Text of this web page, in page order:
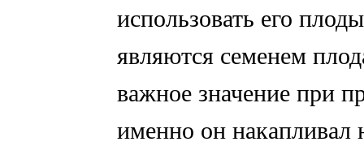
использовать его
являются семенем
важное значение при
именно он